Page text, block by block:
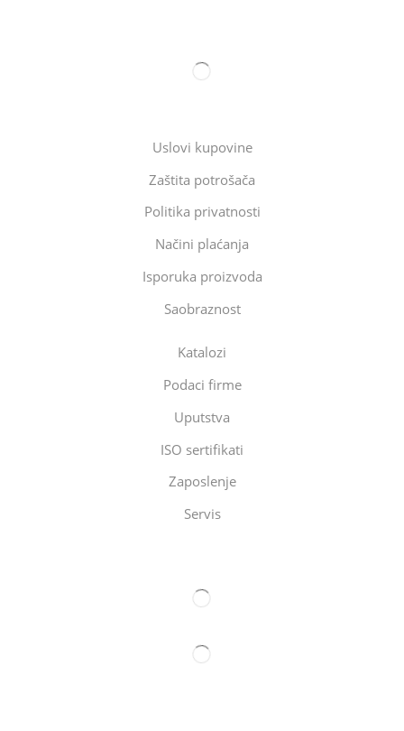
Uslovi kupovine
Zaštita potrošača
Politika privatnosti
Načini plaćanja
Isporuka proizvoda
Saobraznost
Katalozi
Podaci firme
Uputstva
ISO sertifikati
Zaposlenje
Servis